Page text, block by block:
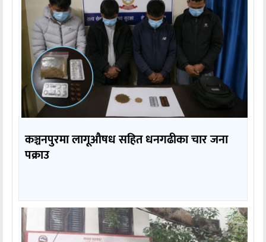
कञ्चनपुरमा लागूऔषध सहित धनगढीका चार जना
पक्राउ